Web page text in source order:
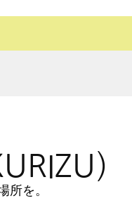
）
所を。